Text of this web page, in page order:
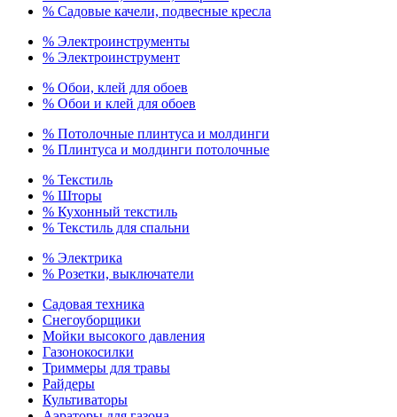
% Садовые качели, подвесные кресла
% Электроинструменты
% Электроинструмент
% Обои, клей для обоев
% Обои и клей для обоев
% Потолочные плинтуса и молдинги
% Плинтуса и молдинги потолочные
% Текстиль
% Шторы
% Кухонный текстиль
% Текстиль для спальни
% Электрика
% Розетки, выключатели
Садовая техника
Снегоуборщики
Мойки высокого давления
Газонокосилки
Триммеры для травы
Райдеры
Культиваторы